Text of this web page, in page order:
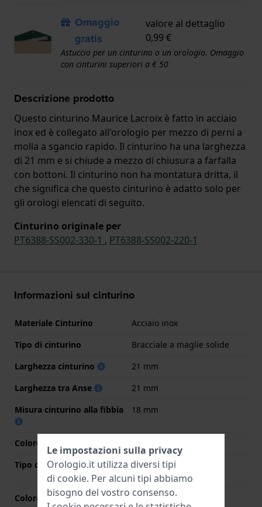
Omaggio
gratis
valore al dettaglio
0,99 €
Astuccio per un cinturino o un orologio. Omaggio
con cinturini superiori a € 50
Descrizione prodotto
Questo cinturino Maurice Lacroix è fatto in acciaio
inox ed è collegato all'orologio per mezzo di perni a
molla a sgancio rapido. Il cinturino ha una larghezza
di 21 mm e si chiude a mezzo di chiusura a farfalla
con bottoni. Il cinturino non ha montatura dritta, il
che significa che questo cinturino è adatto solo per
gli orologi elencati di seguito.
Cinturino originale per
PT6388-SS002-330-1 , PT6388-SS002-220-1
Informazioni sul cinturino
Materiale Cinturino
Acciaio inox
Tipo di cinturino
Bracciale a maglie solide
Larghezza cinturino
21 mm
Larghezza tra Anse
21 mm
Misura cinturino alla fibbia
18 mm
Colore cinturino
Tipo di chiusura
Chiusura a farfalla con
bottoni
Colore Chiusura
Argento
Le impostazioni sulla privacy
Orologio.it utilizza diversi tipi
di cookie. Per alcuni tipi abbiamo
bisogno del vostro consenso.